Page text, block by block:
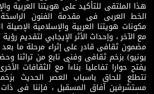
هذا الملتقى للتأكيد على هويتنا العربية
الخط العربى فى مقدمة الفنون
مكونات هويتنا العربية والإسلامية الإصيلة
مع الآخر ، وإحداث الأثر الإيجابي لتقديم
يونيو) بزخم ثقافى وفنى نابع من تراثنا
يفتح حوارا تفاعليا بناءاً مع الثقافات
نتطلع للحاق باسباب العصر الحديث
مستشرفين آفاق المسقبل ، فإننا فى